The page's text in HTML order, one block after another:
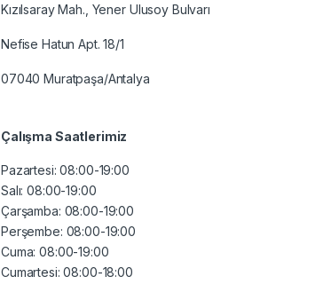
Kızılsaray Mah., Yener Ulusoy Bulvarı
Nefise Hatun Apt. 18/1
07040 Muratpaşa/Antalya
Çalışma Saatlerimiz
Pazartesi:08:00-19:00
Salı: 08:00-19:00
Çarşamba: 08:00-19:00
Perşembe: 08:00-19:00
Cuma: 08:00-19:00
Cumartesi: 08:00-18:00